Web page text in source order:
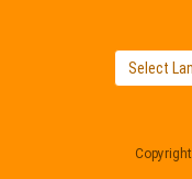
Copyright